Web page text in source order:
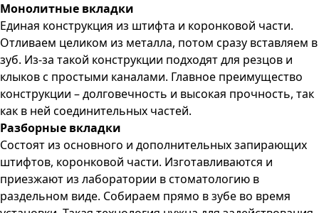
Монолитные вкладки
Единая конструкция из штифта и коронковой части.
Отливаем целиком из металла, потом сразу вставляем в
зуб. Из-за такой конструкции подходят для резцов и
клыков с простыми каналами. Главное преимущество
конструкции – долговечность и высокая прочность, так
как в ней соединительных частей.
Разборные вкладки
Состоят из основного и дополнительных запирающих
штифтов, коронковой части. Изготавливаются и
приезжают из лаборатории в стоматологию в
раздельном виде. Собираем прямо в зубе во время